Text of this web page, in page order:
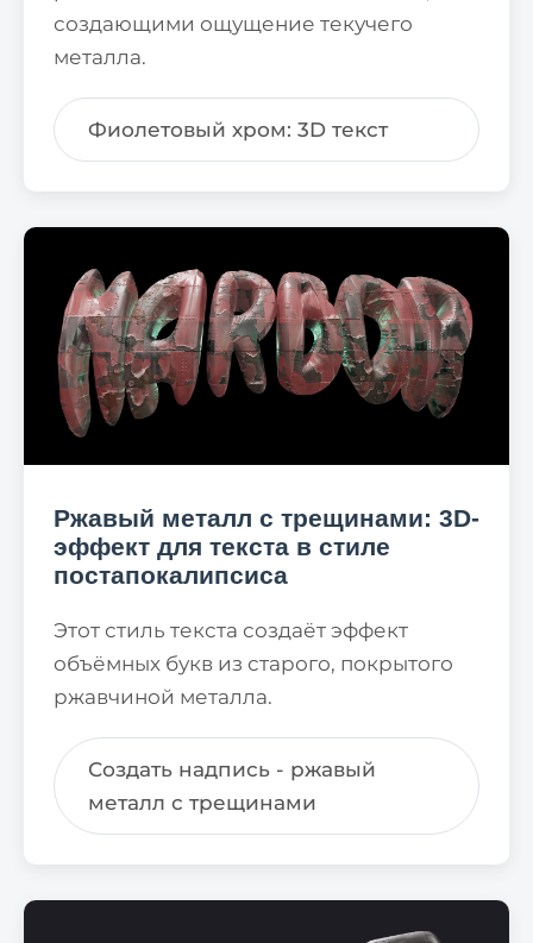
создающими ощущение текучего
металла.
Фиолетовый хром: 3D текст
Ржавый металл с трещинами: 3D-
эффект для текста в стиле
постапокалипсиса
Этот стиль текста создаёт эффект
объёмных букв из старого, покрытого
ржавчиной металла.
Создать надпись - ржавый
металл с трещинами